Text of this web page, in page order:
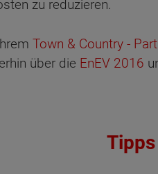
zu reduzieren.
Town & Country -
über die EnEV 2016